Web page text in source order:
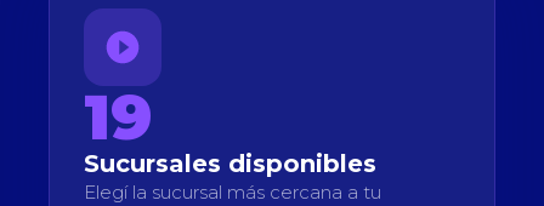
19
Sucursales disponibles
Elegí la sucursal más cercana a tu